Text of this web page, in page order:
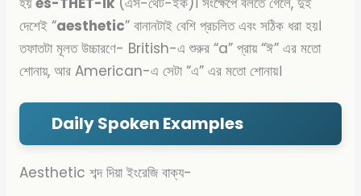
দেশেই “aesthetic” বানানটাই বেশি প্রচলিত এবং সঠিক ধরা হয়।
তফাতটা মূলত উচ্চারণে- British-এ শুরুর “a” প্রায় “ঈ” এর মতো
শোনায়, আর American-এ সেটা “এ” এর মতো শোনায়।
Daily Spoken Examples
Aesthetic শব্দ দিয়া ইংরেজি বাক্য-